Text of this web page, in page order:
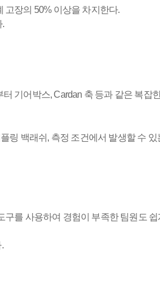
고장의 50% 이상을 차지한다.
.
기어박스, Cardan 축 등과 같은 복잡
링 백래쉬, 측정 조건에서 발생할 수
를 사용하여 경험이 부족한 팀원도 쉽